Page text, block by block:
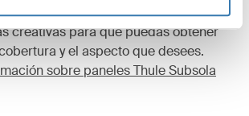
con cremallera y pueden adoptar
creativas para que puedas obtener
y el aspecto que desees.
sobre paneles Thule Subsola